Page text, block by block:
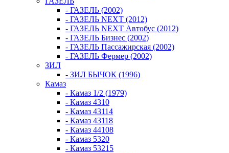
- ГАЗЕЛЬ (2002)
- ГАЗЕЛЬ NEXT (2012)
- ГАЗЕЛЬ NEXT Автобус (2012)
- ГАЗЕЛЬ Бизнес (2002)
- ГАЗЕЛЬ Пассажирская (2002)
- ГАЗЕЛЬ Фермер (2002)
ЗИЛ
- ЗИЛ БЫЧОК (1996)
Камаз
- Камаз 1/2 (1979)
- Камаз 4310
- Камаз 43114
- Камаз 43118
- Камаз 44108
- Камаз 5320
- Камаз 53215